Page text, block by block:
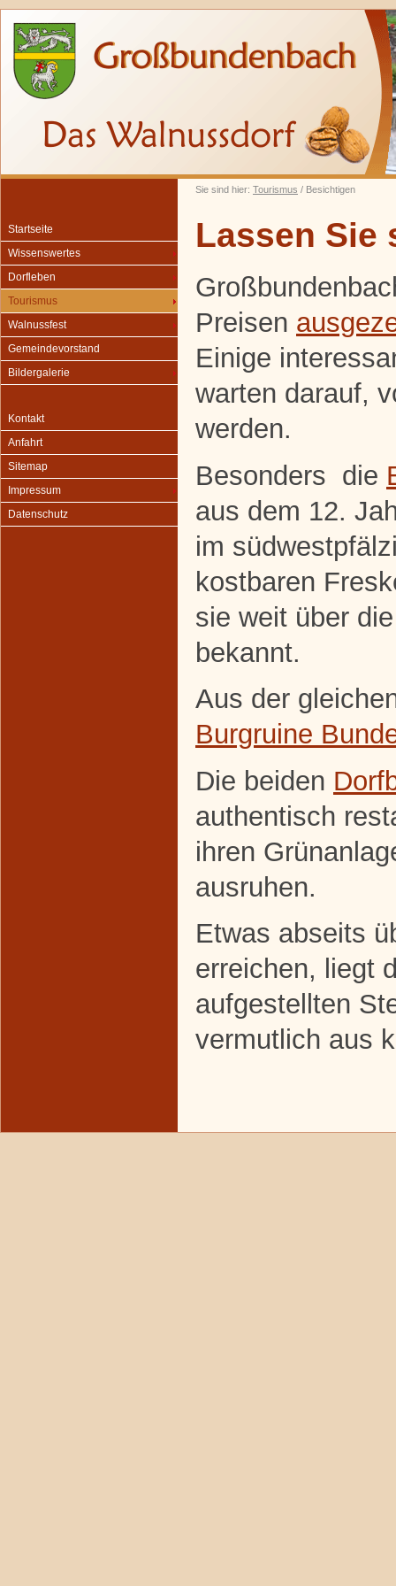
Sie sind hier: Tourismus / Besichtigen
Startseite
Wissenswertes
Dorfleben
Tourismus
Walnussfest
Gemeindevorstand
Bildergalerie
Kontakt
Anfahrt
Sitemap
Impressum
Datenschutz
Lassen Sie
Preisen
Einige
warten darauf,
werden.
Besonders die
aus dem 12.
im
kostbaren
sie weit über
bekannt.
Aus der
Burgruine
Die beiden
authentisch
ihren
ausruhen.
Etwas abseits
erreichen, liegt
aufgestellten
vermutlich aus